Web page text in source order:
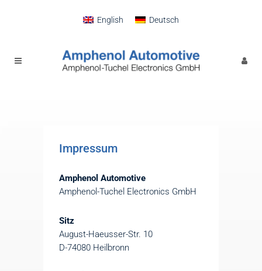
English Deutsch
Impressum
Amphenol Automotive
Amphenol-Tuchel Electronics GmbH
Sitz
August-Haeusser-Str. 10
D-74080 Heilbronn